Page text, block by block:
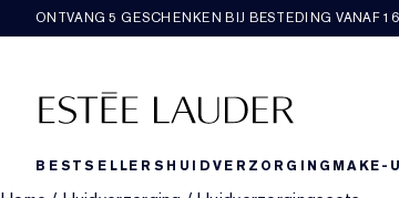
ONTVANG 5 GESCHENKEN BIJ BESTEDING VANAF
BESTSELLERS HUIDVERZORGING MAKE-